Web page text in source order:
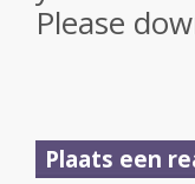
Please
Plaats een